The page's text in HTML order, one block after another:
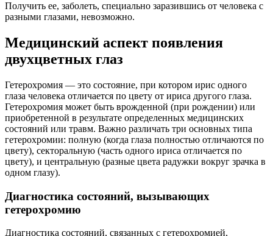
Получить ее, заболеть, специально заразившись от человека с
разными глазами, невозможно.
Медицинский аспект появления
двухцветных глаз
Гетерохромия — это состояние, при котором ирис одного
глаза человека отличается по цвету от ириса другого глаза.
Гетерохромия может быть врожденной (при рождении) или
приобретенной в результате определенных медицинских
состояний или травм. Важно различать три основных типа
гетерохромии: полную (когда глаза полностью отличаются по
цвету), секторальную (часть одного ириса отличается по
цвету), и центральную (разные цвета радужки вокруг зрачка в
одном глазу).
Диагностика состояний, вызывающих
гетерохромию
Диагностика состояний, связанных с гетерохромией,